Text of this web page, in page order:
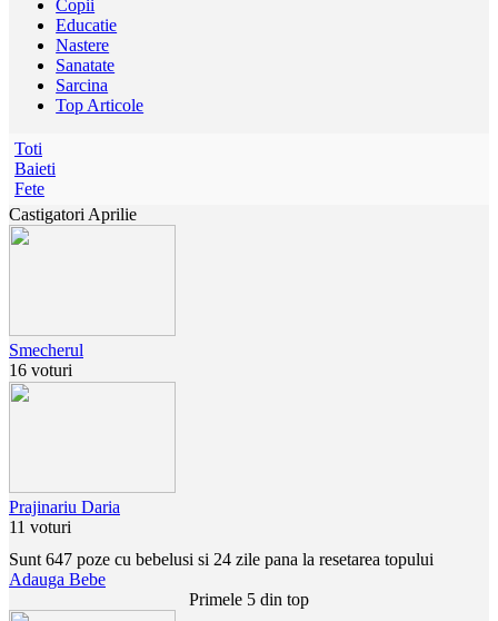
Copii
Educatie
Nastere
Sanatate
Sarcina
Top Articole
Toti
Baieti
Fete
Castigatori Aprilie
Smecherul
16 voturi
Prajinariu Daria
11 voturi
Sunt 647 poze cu bebelusi si 24 zile pana la resetarea topului
Adauga Bebe
Primele 5 din top